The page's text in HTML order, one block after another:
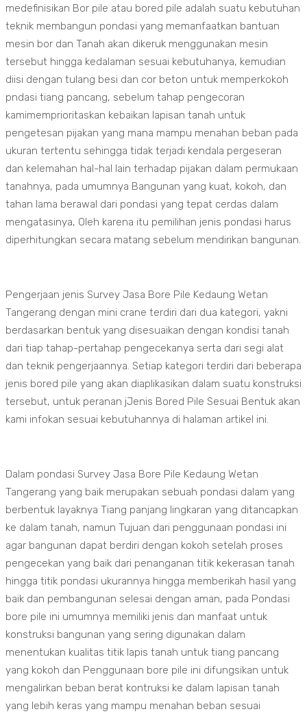
medefinisikan Bor pile atau bored pile adalah suatu kebutuhan
teknik membangun pondasi yang memanfaatkan bantuan
mesin bor dan Tanah akan dikeruk menggunakan mesin
tersebut hingga kedalaman sesuai kebutuhanya, kemudian
diisi dengan tulang besi dan cor beton untuk memperkokoh
pndasi tiang pancang, sebelum tahap pengecoran
kamimemprioritaskan kebaikan lapisan tanah untuk
pengetesan pijakan yang mana mampu menahan beban pada
ukuran tertentu sehingga tidak terjadi kendala pergeseran
dan kelemahan hal-hal lain terhadap pijakan dalam permukaan
tanahnya, pada umumnya Bangunan yang kuat, kokoh, dan
tahan lama berawal dari pondasi yang tepat cerdas dalam
mengatasinya, Oleh karena itu pemilihan jenis pondasi harus
diperhitungkan secara matang sebelum mendirikan bangunan.
Pengerjaan jenis Survey Jasa Bore Pile Kedaung Wetan
Tangerang dengan mini crane terdiri dari dua kategori, yakni
berdasarkan bentuk yang disesuaikan dengan kondisi tanah
dari tiap tahap-pertahap pengecekanya serta dari segi alat
dan teknik pengerjaannya. Setiap kategori terdiri dari beberapa
jenis bored pile yang akan diaplikasikan dalam suatu konstruksi
tersebut, untuk peranan jJenis Bored Pile Sesuai Bentuk akan
kami infokan sesuai kebutuhannya di halaman artikel ini.
Dalam pondasi Survey Jasa Bore Pile Kedaung Wetan
Tangerang yang baik merupakan sebuah pondasi dalam yang
berbentuk layaknya Tiang panjang lingkaran yang ditancapkan
ke dalam tanah, namun Tujuan dari penggunaan pondasi ini
agar bangunan dapat berdiri dengan kokoh setelah proses
pengecekan yang baik dari penanganan titik kekerasan tanah
hingga titik pondasi ukurannya hingga memberikah hasil yang
baik dan pembangunan selesai dengan aman, pada Pondasi
bore pile ini umumnya memiliki jenis dan manfaat untuk
konstruksi bangunan yang sering digunakan dalam
menentukan kualitas titik lapis tanah untuk tiang pancang
yang kokoh dan Penggunaan bore pile ini difungsikan untuk
mengalirkan beban berat kontruksi ke dalam lapisan tanah
yang lebih keras yang mampu menahan beban sesuai